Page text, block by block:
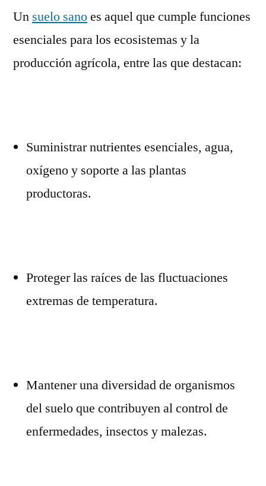
Un suelo sanoes aquel que cumple funciones
esenciales para los ecosistemas y la
producción agrícola, entre las que destacan:
Suministrar nutrientes esenciales, agua,
oxígeno y soporte a las plantas
productoras.
Proteger las raíces de las fluctuaciones
extremas de temperatura.
Mantener una diversidad de organismos
del suelo que contribuyen al control de
enfermedades, insectos y malezas.